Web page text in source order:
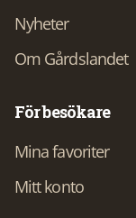
Nyheter
Om Gårdslandet
För besökare
Mina favoriter
Mitt konto